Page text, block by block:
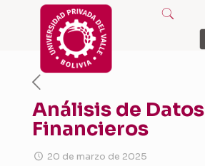
Análisis de Datos
Financieros
20 de marzo de 2025